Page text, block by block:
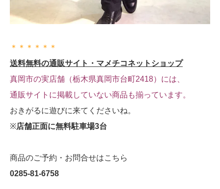
＊＊＊＊＊＊
送料無料の通販サイト・マメチコネットショップ
真岡市の実店舗（栃木県真岡市台町2418）には、
通販サイトに掲載していない商品も揃っています。
おきがるに遊びに来てくださいね。
※店舗正面に無料駐車場3台
商品のご予約・お問合せはこちら
0285-81-6758